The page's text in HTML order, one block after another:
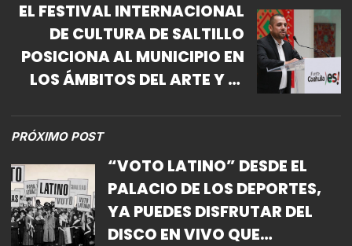
EL FESTIVAL INTERNACIONAL
DE CULTURA DE SALTILLO
POSICIONA AL MUNICIPIO EN
LOS ÁMBITOS DEL ARTE Y EL
PRÓXIMO POST
“VOTO LATINO” DESDE EL
PALACIO DE LOS DEPORTES,
YA PUEDES DISFRUTAR DEL
DISCO EN VIVO QUE